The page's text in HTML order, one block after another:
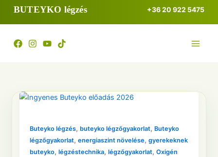
BUTEYKO légzés +36 20 922 5475
Buteyko légzés, buteyko légzőgyakorlat, Buteyko
légzőgyakorlat,energiaszint növelése,gyerekeknek
buteyko,légzéstechnika,légzőgyakorlat,Oxigén